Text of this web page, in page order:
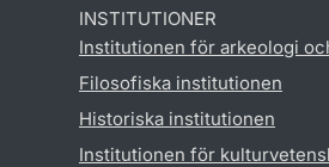
INSTITUTIONER
Institutionen för arkeologi
Filosofiska institutionen
Historiska institutionen
Institutionen för